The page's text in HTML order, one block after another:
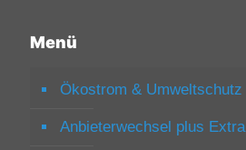
Menü
Ökostrom & Umweltschutz
Anbieterwechsel plus Extra